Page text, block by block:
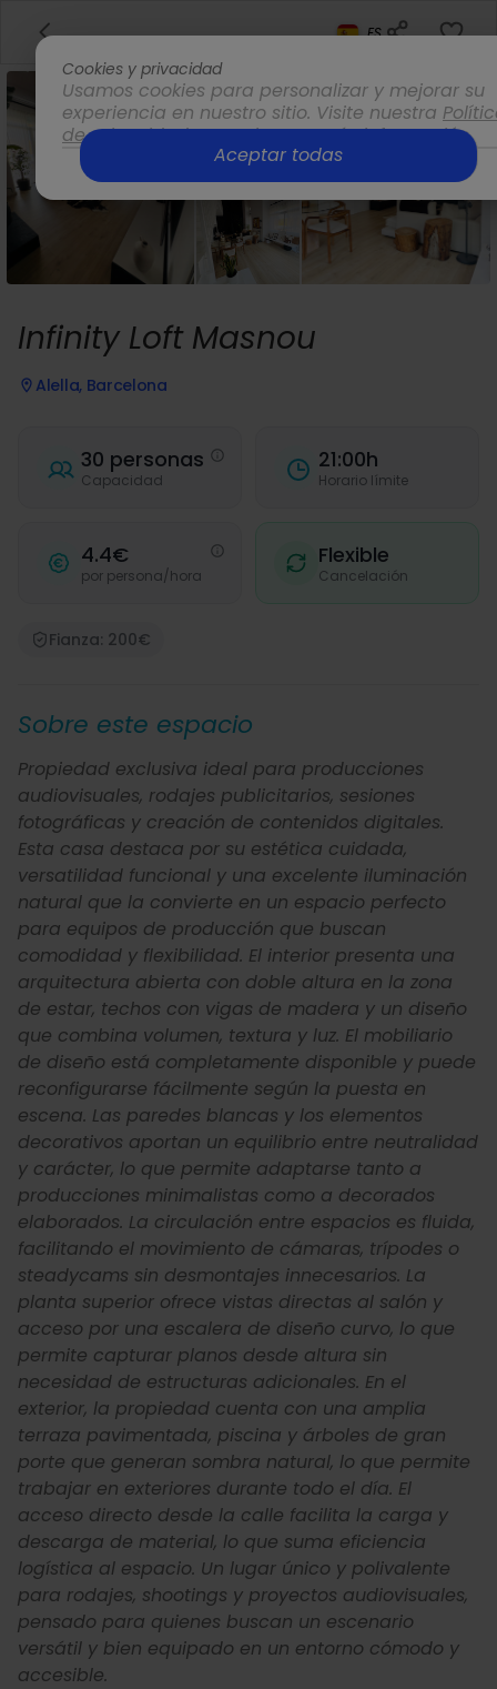
ES
Infinity Loft Masnou
Alella, Barcelona
30 personas
Capacidad
21:00h
Horario límite
4.4€
por persona/hora
Flexible
Cancelación
Fianza: 200€
Sobre este espacio
Propiedad exclusiva ideal para producciones
audiovisuales, rodajes publicitarios, sesiones
fotográficas y creación de contenidos digitales.
Esta casa destaca por su estética cuidada,
versatilidad funcional y una excelente iluminación
natural que la convierte en un espacio perfecto
para equipos de producción que buscan
comodidad y flexibilidad. El interior presenta una
arquitectura abierta con doble altura en la zona
de estar, techos con vigas de madera y un diseño
que combina volumen, textura y luz. El mobiliario
de diseño está completamente disponible y puede
reconfigurarse fácilmente según la puesta en
escena. Las paredes blancas y los elementos
decorativos aportan un equilibrio entre neutralidad
y carácter, lo que permite adaptarse tanto a
producciones minimalistas como a decorados
elaborados. La circulación entre espacios es fluida,
facilitando el movimiento de cámaras, trípodes o
steadycams sin desmontajes innecesarios. La
planta superior ofrece vistas directas al salón y
acceso por una escalera de diseño curvo, lo que
permite capturar planos desde altura sin
necesidad de estructuras adicionales. En el
exterior, la propiedad cuenta con una amplia
terraza pavimentada, piscina y árboles de gran
porte que generan sombra natural, lo que permite
trabajar en exteriores durante todo el día. El
acceso directo desde la calle facilita la carga y
descarga de material, lo que suma eficiencia
logística al espacio. Un lugar único y polivalente
para rodajes, shootings y proyectos audiovisuales,
pensado para quienes buscan un escenario
versátil y bien equipado en un entorno cómodo y
accesible.
Cookies y privacidad
Usamos cookies para personalizar y mejorar su
experiencia en nuestro sitio. Visite nuestra
de privacidadpara obtener más información.
Opciones
Aceptar todas